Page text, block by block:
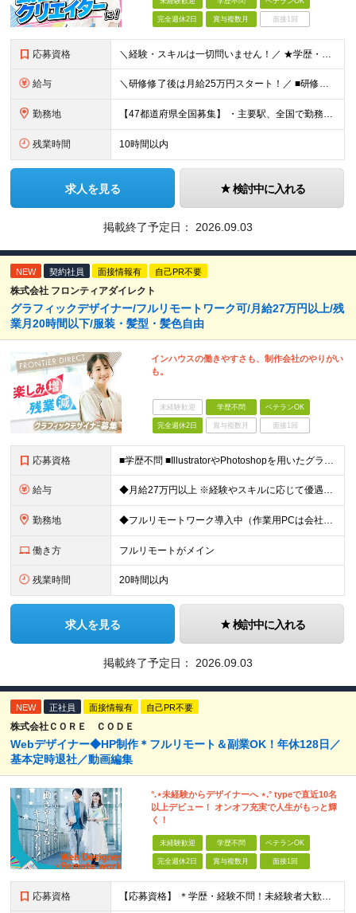
完全週休2日 賞与複数月 面接1回
応募資格 ＼経験・スキルは一切問いません！／ ★学歴・職歴不問 ★未経験・第二新卒歓迎！ ★正社員デビューも応援します！ 【こんな方にピッタリ！】 ✓ 動画やYouTube、TikTokを見るのが好きな方 ✓
給与 ＼研修修了後は月給25万円スタート！／ ■研修修了後 月給25万円＋賞与＋インセンティブ賞与 ※残業代は別途支給 ▽研修期間▽ 【未経験者】 ▶ 月給20万円～ 【固定残業代について】
勤務地 【47都道府県全国募集】 ・主要駅、全国で勤務可能！ ・どこに住んでいても応募可能！ 【東京本社】 東京都品川区東品川5-9-2 在宅でコツコツ働きながら、長く安定して続けられます♪ 本社：〒1
残業時間 10時間以内
求人を見る 検討中に入れる
掲載終了予定日： 2026.09.03
NEW 契約社員 面接情報有 自己PR不要
株式会社 フロンティアダイレクト
グラフィックデザイナー/フルリモートワーク可/月給27万円以上/残
業月20時間以下/服装・髪型・髪色自由
インハウスの働きやすさも、制作会社のやりがい
も。
未経験歓迎 学歴不問 ベテランOK
完全週休2日 賞与複数月 面接1回
応募資格 ■学歴不問 ■IllustratorやPhotoshopを用いたグラフィックデザインの実務経験（2年以上） ≪こんな方は歓迎！≫ ◆指示書そのままのデザインをつくるのではなく、伝わるデザインを模索&
給与 ◆月給27万円以上 ※経験やスキルに応じて優遇いたします ※試用期間1ヶ月（期間中の給与・待遇に差異はございません） ※上記金額にはみなし残業代40時間分(6万円)を含み、超過分は別途支給いたします
勤務地 ◆フルリモートワーク導入中（作業用PCは会社から支給） ◆出社日を合わせてランチ会をするなど定期的に社内コミュニケーションも図っています！ 本社/東京都渋谷区渋谷3-3-5 NBF渋谷イースト ≪
働き方 フルリモートがメイン
残業時間 20時間以内
求人を見る 検討中に入れる
掲載終了予定日： 2026.09.03
NEW 正社員 面接情報有 自己PR不要
株式会社ＣＯＲＥ ＣＯＤＥ
Webデザイナー◆HP制作＊フルリモート＆副業OK！年休128日／
基本定時退社／動画編集
°.⋆未経験からデザイナーへ ⋆.° typeで直近10名
以上デビュー！ オンオフ充実で人生がもっと輝
く！
未経験歓迎 学歴不問 ベテランOK
完全週休2日 賞与複数月 面接1回
応募資格 【応募資格】 ＊学歴・経験不問！未経験者大歓迎＊ ◆未経験からWebクリエイターとして働いてみたい方 ◆第二新卒・ブランクのある方も大歓迎！ ★学歴・知識・経験は一切問いません！ ★面接は「ポート